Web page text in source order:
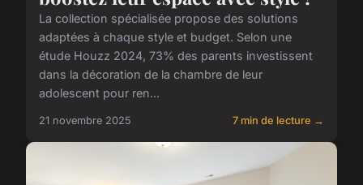
La collection spécialisée propose des solutions
adaptées à chaque style et budget. Selon une
étude Houzz 2024, 73% des parents investissent
dans la décoration de la chambre de leur
adolescent pour ren...
21 novembre 2025 7 min de lecture →